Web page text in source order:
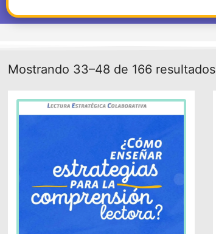
Mostrando 33–48 de 166 resultados